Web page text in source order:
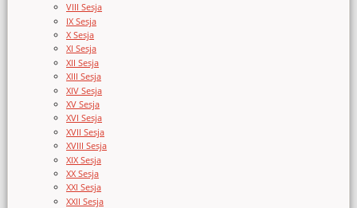
VIII Sesja
IX Sesja
X Sesja
XI Sesja
XII Sesja
XIII Sesja
XIV Sesja
XV Sesja
XVI Sesja
XVII Sesja
XVIII Sesja
XIX Sesja
XX Sesja
XXI Sesja
XXII Sesja